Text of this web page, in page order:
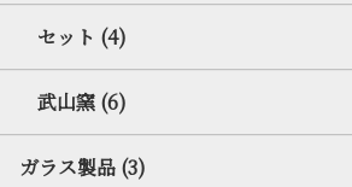
セット (4)
武山窯 (6)
ガラス製品 (3)